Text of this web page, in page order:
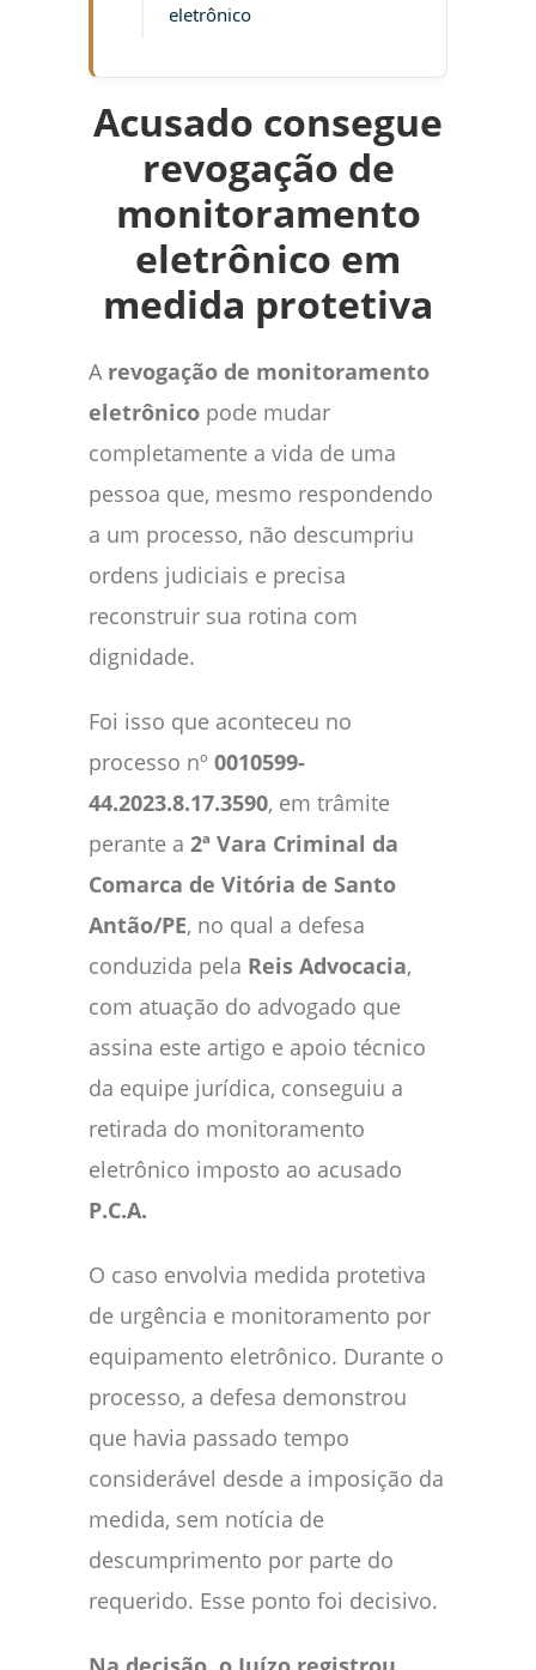
eletrônico
Acusado consegue
revogação de
monitoramento
eletrônico em
medida protetiva
A revogação de monitoramento
eletrônico pode mudar
completamente a vida de uma
pessoa que, mesmo respondendo
a um processo, não descumpriu
ordens judiciais e precisa
reconstruir sua rotina com
dignidade.
Foi isso que aconteceu no
processo nº 0010599-
44.2023.8.17.3590, em trâmite
perante a 2ª Vara Criminal da
Comarca de Vitória de Santo
Antão/PE, no qual a defesa
conduzida pela Reis Advocacia,
com atuação do advogado que
assina este artigo e apoio técnico
da equipe jurídica, conseguiu a
retirada do monitoramento
eletrônico imposto ao acusado
P.C.A.
O caso envolvia medida protetiva
de urgência e monitoramento por
equipamento eletrônico. Durante o
processo, a defesa demonstrou
que havia passado tempo
considerável desde a imposição da
medida, sem notícia de
descumprimento por parte do
requerido. Esse ponto foi decisivo.